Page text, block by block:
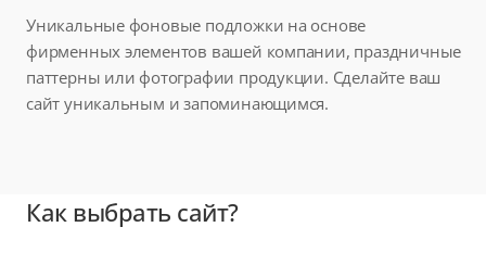
Уникальные фоновые подложки на основе
фирменных элементов вашей компании, праздничные
паттерны или фотографии продукции. Сделайте ваш
сайт уникальным и запоминающимся.
Как выбрать сайт?